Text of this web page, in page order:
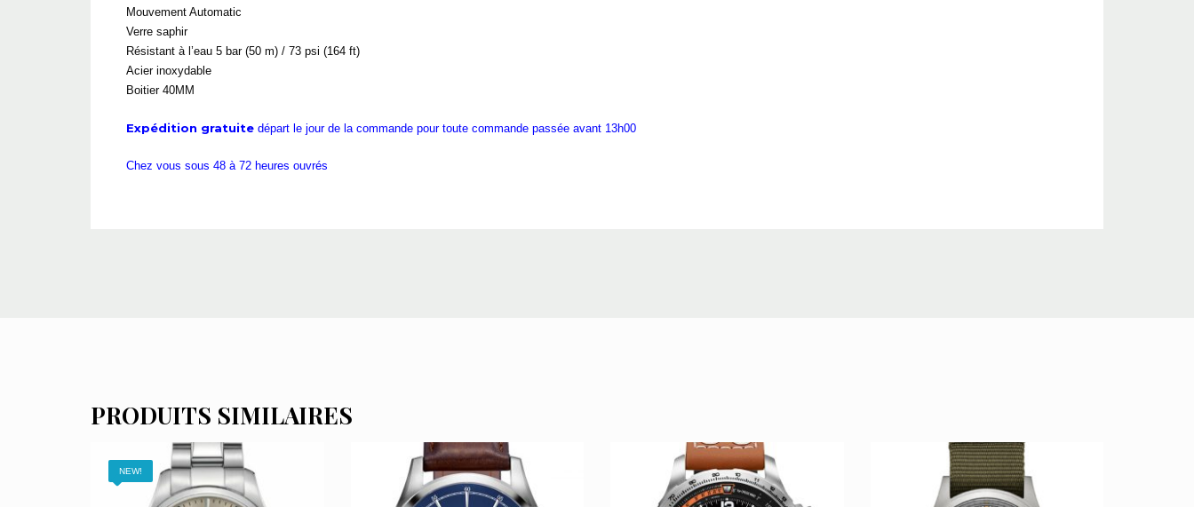
Mouvement Automatic
Verre saphir
Résistant à l’eau 5 bar (50 m) / 73 psi (164 ft)
Acier inoxydable
Boitier 40MM
Expédition gratuite départ le jour de la commande pour toute commande passée avant 13h00
Chez vous sous 48 à 72 heures ouvrés
PRODUITS SIMILAIRES
NEW!